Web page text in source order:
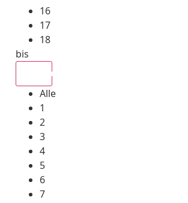
16
17
18
bis
Alle
1
2
3
4
5
6
7